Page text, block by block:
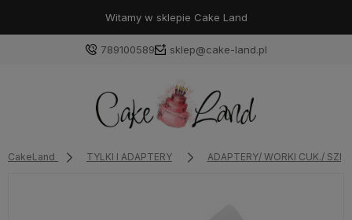
Witamy w sklepie Cake Land
789100589 sklep@cake-land.pl
CakeLand TYLKI I ADAPTERY ADAPTERY/ WORKI CUK./